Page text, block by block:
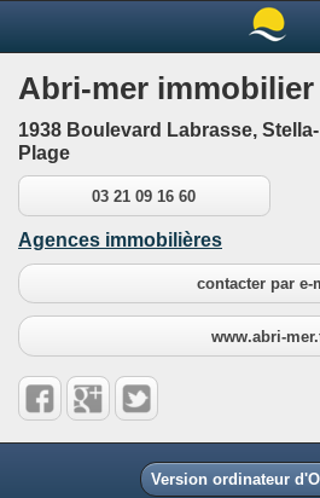
Abri-mer immobilier
1938 Boulevard Labrasse, Stella-
Plage
03 21 09 16 60
Agences immobilières
contacter par e-
www.abri-
Version ordinateur